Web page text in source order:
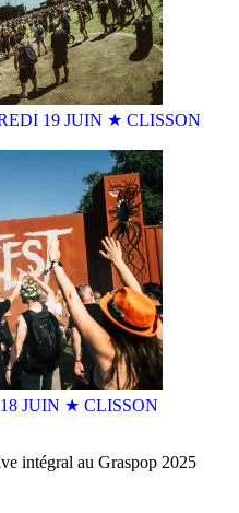
19 JUIN ★ CLISSON
JUIN ★ CLISSON
intégral au Graspop 2025